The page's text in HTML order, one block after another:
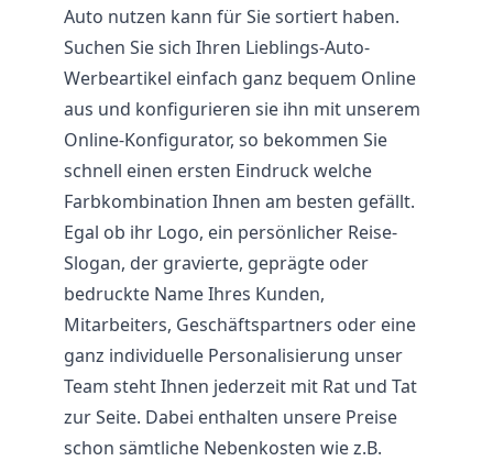
Auto nutzen kann für Sie sortiert haben.
Suchen Sie sich Ihren Lieblings-Auto-
Werbeartikel einfach ganz bequem Online
aus und konfigurieren sie ihn mit unserem
Online-Konfigurator, so bekommen Sie
schnell einen ersten Eindruck welche
Farbkombination Ihnen am besten gefällt.
Egal ob ihr Logo, ein persönlicher Reise-
Slogan, der gravierte, geprägte oder
bedruckte Name Ihres Kunden,
Mitarbeiters, Geschäftspartners oder eine
ganz individuelle Personalisierung unser
Team steht Ihnen jederzeit mit Rat und Tat
zur Seite. Dabei enthalten unsere Preise
schon sämtliche Nebenkosten wie z.B.